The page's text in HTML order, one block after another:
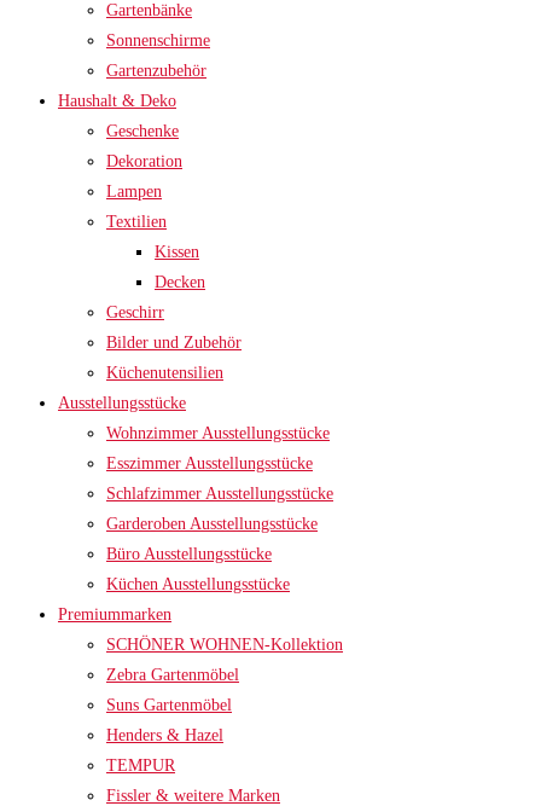
Gartenbänke
Sonnenschirme
Gartenzubehör
Haushalt & Deko
Geschenke
Dekoration
Lampen
Textilien
Kissen
Decken
Geschirr
Bilder und Zubehör
Küchenutensilien
Ausstellungsstücke
Wohnzimmer Ausstellungsstücke
Esszimmer Ausstellungsstücke
Schlafzimmer Ausstellungsstücke
Garderoben Ausstellungsstücke
Büro Ausstellungsstücke
Küchen Ausstellungsstücke
Premiummarken
SCHÖNER WOHNEN-Kollektion
Zebra Gartenmöbel
Suns Gartenmöbel
Henders & Hazel
TEMPUR
Fissler & weitere Marken